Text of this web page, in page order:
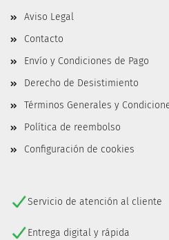
Aviso Legal
Contacto
Envío y Condiciones de Pago
Derecho de Desistimiento
Términos Generales y
Política de reembolso
Configuración de cookies
Servicio de atención al cliente
Entrega digital y rápida